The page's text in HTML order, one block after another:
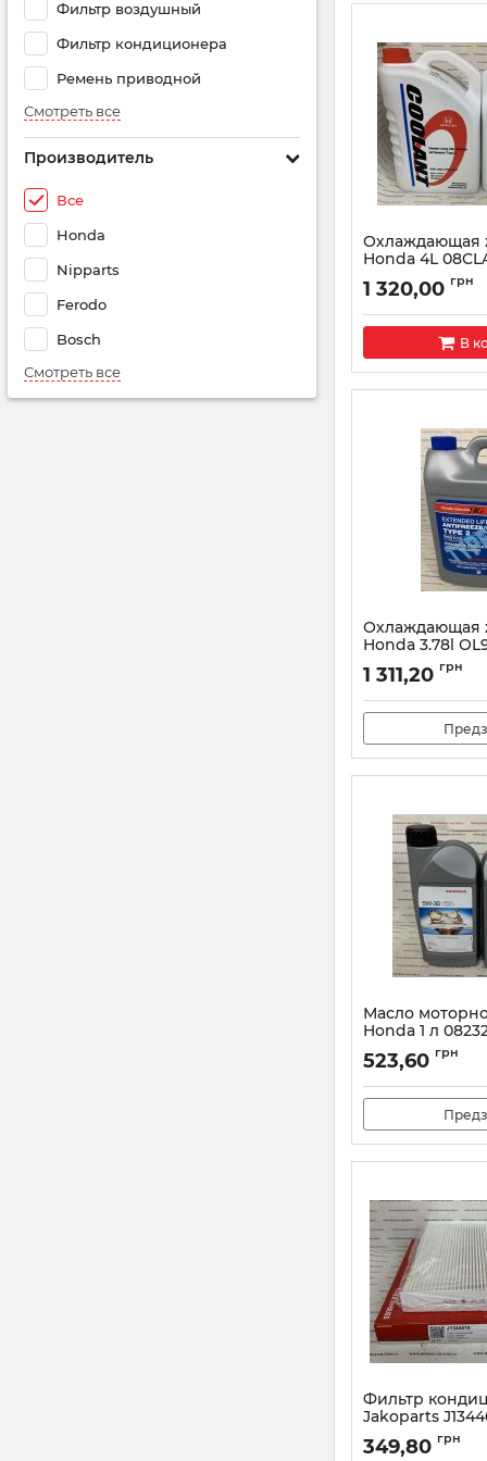
Фильтр воздушный
Фильтр кондиционера
Ремень приводной
Смотреть все
Производитель
Все
Honda
Nipparts
Ferodo
Bosch
Смотреть все
Охлаждающая
Honda 4L
Артикул:
1 320,00 грн
В
Охлаждающая
Honda 3.78l
Артикул: OL9999011
1 311,20 грн
Масло
Honda 1 л
Артикул:
523,60 грн
Фильтр
Jakoparts
Артикул: J1344010
349,80 грн